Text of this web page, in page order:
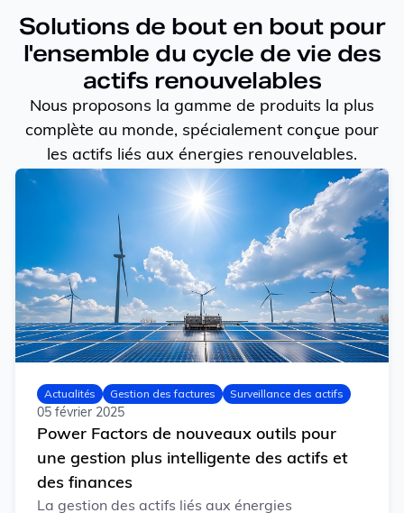
Solutions de bout en bout pour
l'ensemble du cycle de vie des
actifs renouvelables
Nous proposons la gamme de produits la plus
complète au monde, spécialement conçue pour
les actifs liés aux énergies renouvelables.
Actualités Gestion des factures
Surveillance des actifs
05 février 2025
Power Factors de nouveaux outils pour
une gestion plus intelligente des actifs et
des finances
La gestion des actifs liés aux énergies